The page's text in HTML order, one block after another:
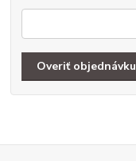
Overiť objednávku